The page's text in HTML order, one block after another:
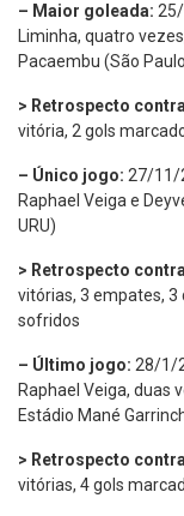
– Maior goleada:
Liminha, quatro
Pacaembu (São
> Retrospecto
vitória, 2 gols
– Único jogo: 27/11/
Raphael Veiga e
URU)
> Retrospecto
vitórias, 3 empates, 3
sofridos
– Último jogo: 28/1/
Raphael Veiga, duas
Estádio Mané
> Retrospecto
vitórias, 4 gols